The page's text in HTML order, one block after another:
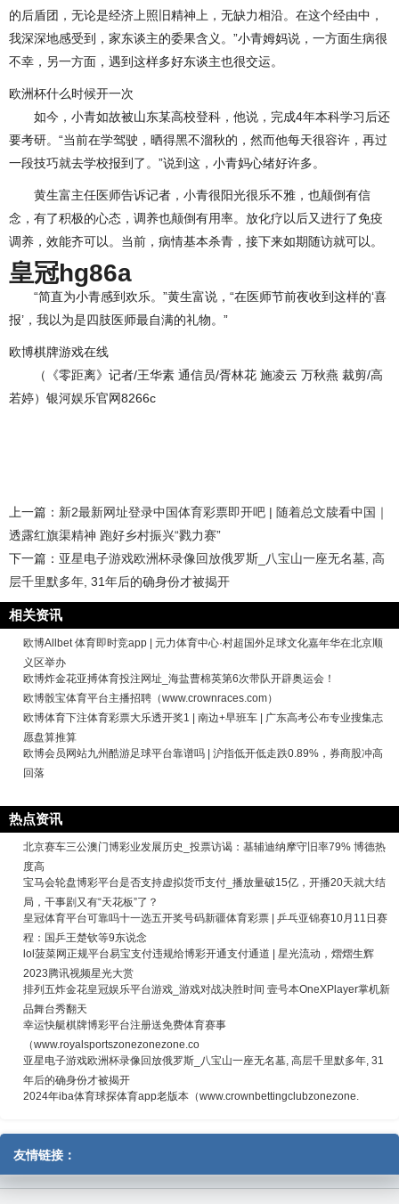
的后盾团，无论是经济上照旧精神上，无缺力相沿。在这个经由中，
我深深地感受到，家东谈主的委果含义。”小青姆妈说，一方面生病很
不幸，另一方面，遇到这样多好东谈主也很交运。
欧洲杯什么时候开一次
如今，小青如故被山东某高校登科，他说，完成4年本科学习后还
要考研。“当前在学驾驶，晒得黑不溜秋的，然而他每天很容许，再过
一段技巧就去学校报到了。”说到这，小青妈心绪好许多。
黄生富主任医师告诉记者，小青很阳光很乐不雅，也颠倒有信
念，有了积极的心态，调养也颠倒有用率。放化疗以后又进行了免疫
调养，效能齐可以。当前，病情基本杀青，接下来如期随访就可以。
皇冠hg86a
“简直为小青感到欢乐。”黄生富说，“在医师节前夜收到这样的‘喜
报’，我以为是四肢医师最自满的礼物。”
欧博棋牌游戏在线
（《零距离》记者/王华素 通信员/胥林花 施凌云 万秋燕 裁剪/高
若婷）银河娱乐官网8266c
上一篇： 新2最新网址登录中国体育彩票即开吧 | 随着总文牍看中国｜
透露红旗渠精神 跑好乡村振兴“戮力赛”
下一篇： 亚星电子游戏欧洲杯录像回放俄罗斯_八宝山一座无名墓, 高
层千里默多年, 31年后的确身份才被揭开
相关资讯
欧博Allbet 体育即时竞app | 元力体育中心·村超国外足球文化嘉年华在北京顺
义区举办
欧博炸金花亚搏体育投注网址_海盐曹棉英第6次带队开辟奥运会！
欧博骰宝体育平台主播招聘（www.crownraces.com）
欧博体育下注体育彩票大乐透开奖1 | 南边+早班车 | 广东高考公布专业搜集志
愿盘算推算
欧博会员网站九州酷游足球平台靠谱吗 | 沪指低开低走跌0.89%，券商股冲高
回落
热点资讯
北京赛车三公澳门博彩业发展历史_投票访谒：基辅迪纳摩守旧率79% 博德热
度高
宝马会轮盘博彩平台是否支持虚拟货币支付_播放量破15亿，开播20天就大结
局，干事剧又有“天花板”了？
皇冠体育平台可靠吗十一选五开奖号码新疆体育彩票 | 乒乓亚锦赛10月11日赛
程：国乒王楚钦等9东说念
lol菠菜网正规平台易宝支付违规给博彩开通支付通道 | 星光流动，熠熠生辉
2023腾讯视频星光大赏
排列五炸金花皇冠娱乐平台游戏_游戏对战决胜时间 壹号本OneXPlayer掌机新
品舞台秀翻天
幸运快艇棋牌博彩平台注册送免费体育赛事
（www.royalsportszonezonezone.co
亚星电子游戏欧洲杯录像回放俄罗斯_八宝山一座无名墓, 高层千里默多年, 31
年后的确身份才被揭开
2024年iba体育球探体育app老版本（www.crownbettingclubzonezone.
友情链接：